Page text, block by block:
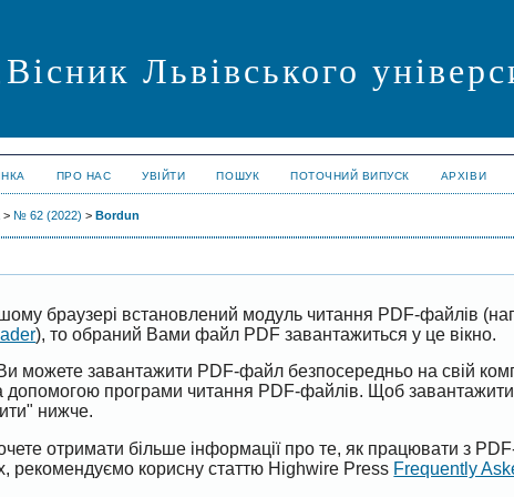
Вісник Львівського
ПРО НАС УВІЙТИ ПОШУК ПОТОЧНИЙ ВИПУСК АРХІВИ
> № 62 (2022) >Bordun
браузері встановлений модуль читання PDF-файлів
), то обраний Вами файл PDF завантажиться у це вікно.
Ви можете завантажити PDF-файл безпосередньо на свій
допомогою програми читання PDF-файлів. Щоб
нижче.
отримати більше інформації про те, як працювати з
рекомендуємо корисну статтю Highwire Press Frequently